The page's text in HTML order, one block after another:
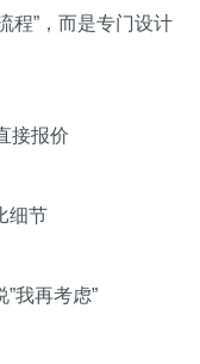
程”，而是专门设计
接报价
细节
”我再考虑”